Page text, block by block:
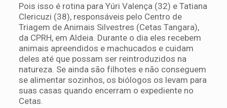
Pois isso é rotina para Yúri Valença (32) e Tatiana
Clericuzi (38), responsáveis pelo Centro de
Triagem de Animais Silvestres (Cetas Tangara),
da CPRH, em Aldeia. Durante o dia eles recebem
animais apreendidos e machucados e cuidam
deles até que possam ser reintroduzidos na
natureza. Se ainda são filhotes e não conseguem
se alimentar sozinhos, os biólogos os levam para
suas casas quando encerram o expediente no
Cetas.